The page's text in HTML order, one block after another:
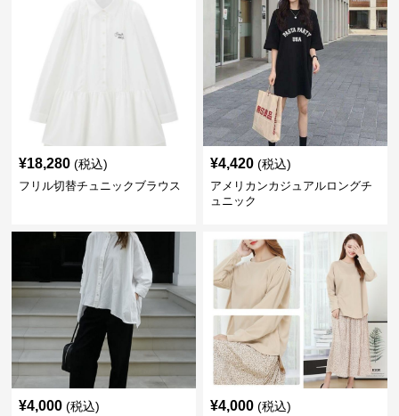
¥18,280 (税込)
フリル切替チュニックブラウス
¥4,420 (税込)
アメリカンカジュアルロングチ
ュニック
¥4,000 (税込) ¥4,000 (税込)